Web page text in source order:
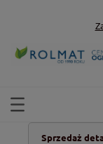
Sprzedaż